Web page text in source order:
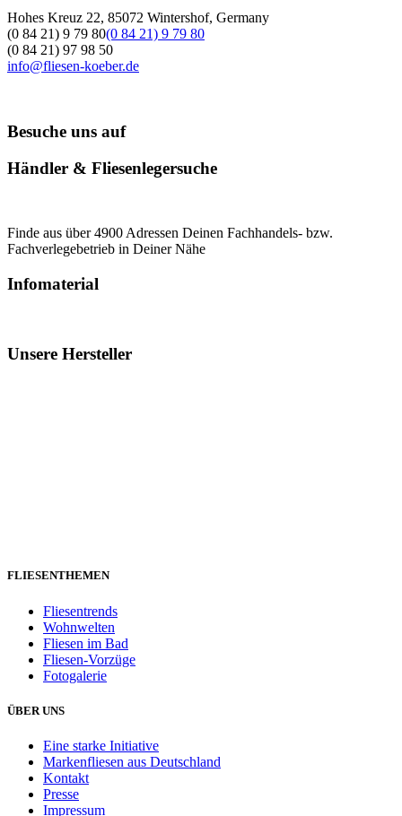
Hohes Kreuz 22, 85072 Wintershof, Germany
(0 84 21) 9 79 80(0 84 21) 9 79 80
(0 84 21) 97 98 50
info@fliesen-koeber.de
Besuche uns auf
Händler & Fliesenlegersuche
Finde aus über 4900 Adressen Deinen Fachhandels- bzw.
Fachverlegebetrieb in Deiner Nähe
Infomaterial
Unsere Hersteller
FLIESENTHEMEN
Fliesentrends
Wohnwelten
Fliesen im Bad
Fliesen-Vorzüge
Fotogalerie
ÜBER UNS
Eine starke Initiative
Markenfliesen aus Deutschland
Kontakt
Presse
Impressum